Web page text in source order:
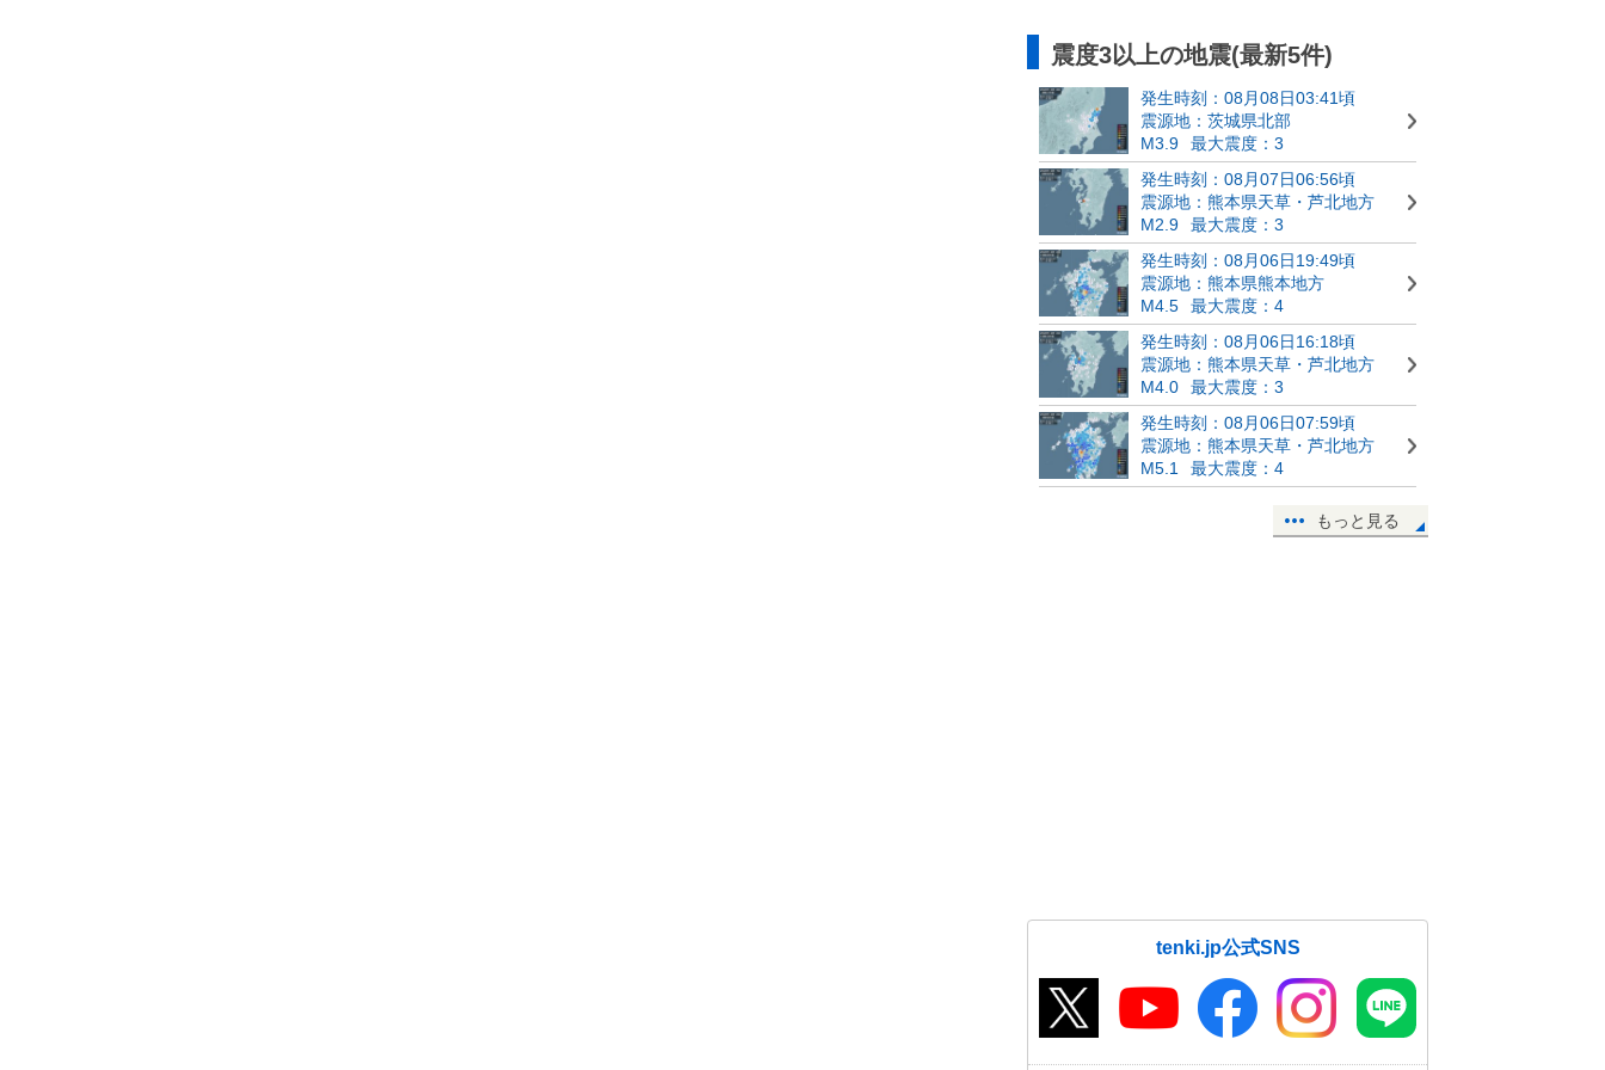
震度3以上の地震(最新5件)
発生時刻：08月08日03:41頃
震源地：茨城県北部
M3.9
最大震度：3
発生時刻：08月07日06:56頃
震源地：熊本県天草・芦北地方
M2.9
最大震度：3
発生時刻：08月06日19:49頃
震源地：熊本県熊本地方
M4.5
最大震度：4
発生時刻：08月06日16:18頃
震源地：熊本県天草・芦北地方
M4.0
最大震度：3
発生時刻：08月06日07:59頃
震源地：熊本県天草・芦北地方
M5.1
最大震度：4
もっと見る
tenki.jp公式SNS